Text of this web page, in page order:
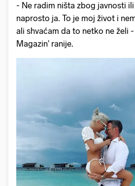
- Ne radim ništa zbog javnosti
naprosto ja. To je moj život i
ali shvaćam da to netko ne želi
Magazin' ranije.